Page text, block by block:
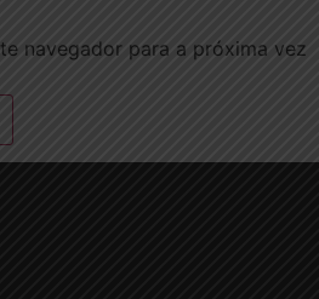
navegador para a próxima vez